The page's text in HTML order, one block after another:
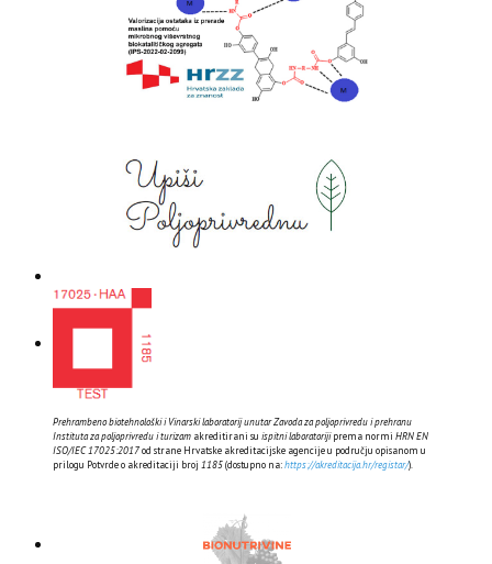
Prehrambeno biotehnološki i Vinarski laboratorij unutar Zavoda za poljoprivredu i prehranu
Instituta za poljoprivredu i turizam akreditirani su ispitni laboratorijiprema normi HRN EN
ISO/IEC 17025:2017od strane Hrvatske akreditacijske agencije u području opisanom u
prilogu Potvrde o akreditaciji broj 1185(dostupno na:https://akreditacija.hr/registar/).